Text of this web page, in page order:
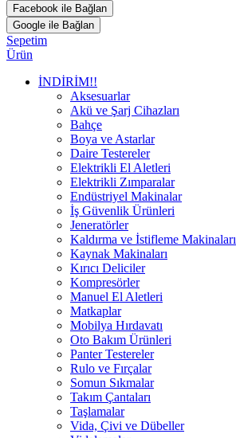
Facebook ile Bağlan
Google ile Bağlan
Sepetim
Ürün
İNDİRİM!!
Aksesuarlar
Akü ve Şarj Cihazları
Bahçe
Boya ve Astarlar
Daire Testereler
Elektrikli El Aletleri
Elektrikli Zımparalar
Endüstriyel Makinalar
İş Güvenlik Ürünleri
Jeneratörler
Kaldırma ve İstifleme Makinaları
Kaynak Makinaları
Kırıcı Deliciler
Kompresörler
Manuel El Aletleri
Matkaplar
Mobilya Hırdavatı
Oto Bakım Ürünleri
Panter Testereler
Rulo ve Fırçalar
Somun Sıkmalar
Takım Çantaları
Taşlamalar
Vida, Çivi ve Dübeller